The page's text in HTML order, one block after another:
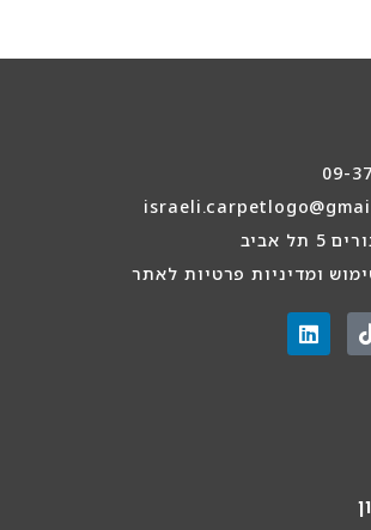
אביב
ומדיניות פרטיות לאתר